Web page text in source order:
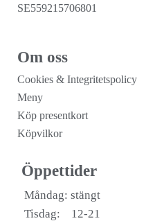
SE559215706801
Om oss
Cookies & Integritetspolicy
Meny
Köp presentkort
Köpvilkor
Öppettider
Måndag: stängt
Tisdag: 12-21